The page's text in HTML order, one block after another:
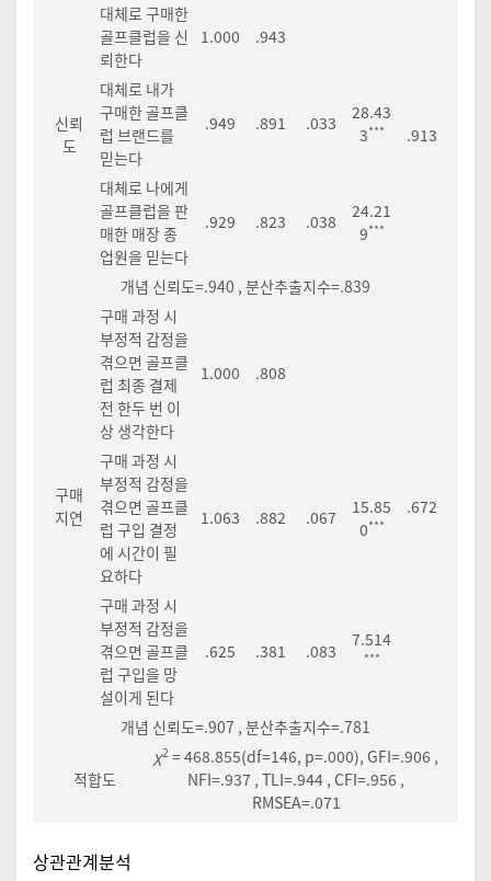
신뢰
도
대체로 구매한
골프클럽을 신
뢰한다
1.000 .943
.913
대체로 내가
구매한 골프클
럽 브랜드를
믿는다
.949 .891 .033
28.43
3***
대체로 나에게
골프클럽을 판
매한 매장 종
업원을 믿는다
.929 .823 .038
24.21
9***
개념 신뢰도=.940 , 분산추출지수=.839
구매
지연
구매 과정 시
부정적 감정을
겪으면 골프클
럽 최종 결제
전 한두 번 이
상 생각한다
1.000 .808
.672
구매 과정 시
부정적 감정을
겪으면 골프클
럽 구입 결정
에 시간이 필
요하다
1.063 .882 .067
15.85
0***
구매 과정 시
부정적 감정을
겪으면 골프클
럽 구입을 망
설이게 된다
.625 .381 .083
7.514
***
개념 신뢰도=.907 , 분산추출지수=.781
적합도
χ2 = 468.855(df=146, p=.000), GFI=.906 ,
NFI=.937 , TLI=.944 , CFI=.956 ,
RMSEA=.071
상관관계분석